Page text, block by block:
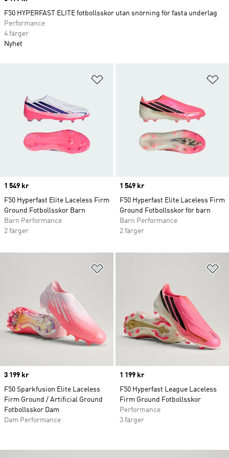
Price
1 549 kr
F50 Hyperfast Elite Laceless Firm
Ground Fotbollsskor Barn
Barn Performance
2 färger
Price
1 549 kr
F50 Hyperfast Elite Laceless Firm
Ground Fotbollsskor för barn
Barn Performance
2 färger
Price
3 199 kr
F50 Sparkfusion Elite Laceless
Firm Ground / Artificial Ground
Fotbollsskor Dam
Dam Performance
Price
1 199 kr
F50 Hyperfast League Laceless
Firm Ground Fotbollsskor
Performance
3 färger
F50 HYPERFAST ELITE fotbollsskor utan snörning för fasta underlag
Performance
4 färger
Nyhet